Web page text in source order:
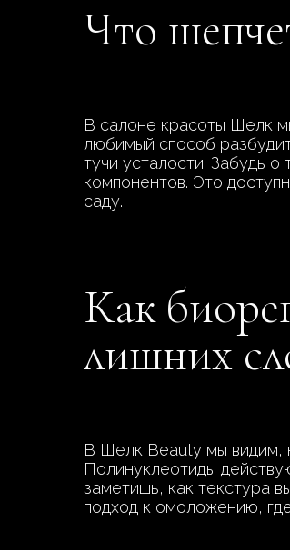
Что
В салоне красоты Шелк
любимый способ
тучи усталости. Забудь
компонентов. Это
саду.
Как
лишних
В Шелк Beauty мы видим,
Полинуклеотиды
заметишь, как текстура
подход к омоложению,